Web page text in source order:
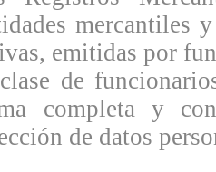
mercantiles
emitidas por
de
completa y
de datos